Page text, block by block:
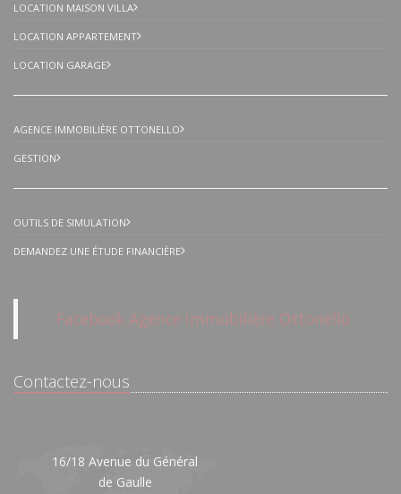
LOCATION MAISON VILLA
LOCATION APPARTEMENT
LOCATION GARAGE
AGENCE IMMOBILIÈRE OTTONELLO
GESTION
OUTILS DE SIMULATION
DEMANDEZ UNE ÉTUDE FINANCIÈRE
Facebook Agence immobilière Ottonello
Contactez-nous
18 Avenue du Général